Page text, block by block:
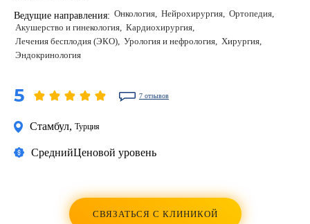
Ведущие направления: Онкология Нейрохирургия Ортопедия
Акушерство и гинекология Кардиохирургия
Лечения бесплодия (ЭКО) Урология и нефрология Хирургия
Эндокринология
5 7 отзывов
Стамбул, Турция
СреднийЦеновой уровень
СВЯЗАТЬСЯ С КЛИНИКОЙ